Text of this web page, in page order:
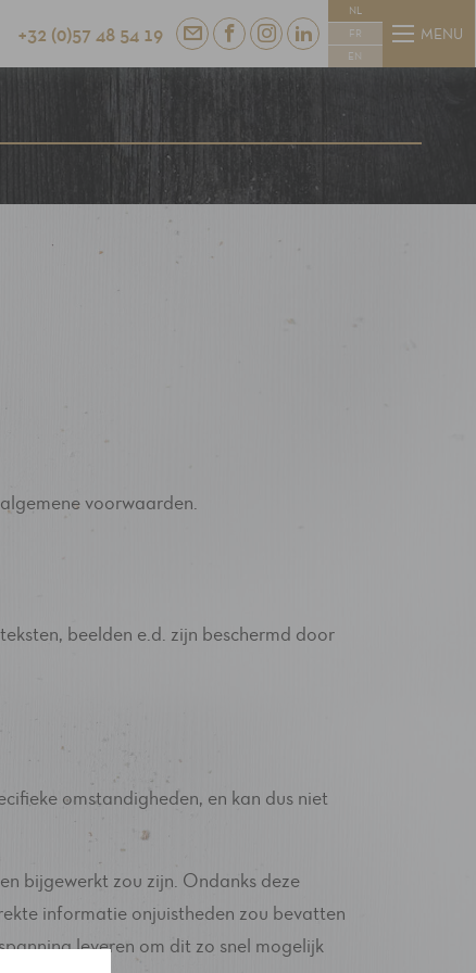
+32 (0)57 48 54 19
NL
FR
EN
MENU
voorwaarden.
beelden e.d. zijn beschermd door
omstandigheden, en kan dus niet
bijgewerkt zou zijn. Ondanks deze
informatie onjuistheden zou bevatten
leveren om dit zo snel mogelijk